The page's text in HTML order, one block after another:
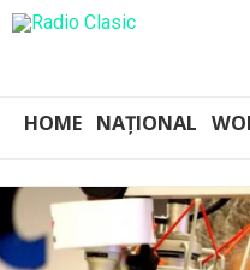
HOME NAȚIONAL